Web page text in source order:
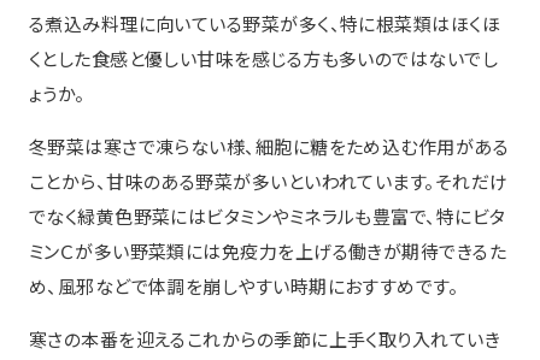
る煮込み料理に向いている野菜が多く、特に根菜類はほくほ
くとした食感と優しい甘味を感じる方も多いのではないでし
ょうか。
冬野菜は寒さで凍らない様、細胞に糖をため込む作用がある
ことから、甘味のある野菜が多いといわれています。それだけ
でなく緑黄色野菜にはビタミンやミネラルも豊富で、特にビタ
ミンＣが多い野菜類には免疫力を上げる働きが期待できるた
め、風邪などで体調を崩しやすい時期におすすめです。
寒さの本番を迎えるこれからの季節に上手く取り入れていき